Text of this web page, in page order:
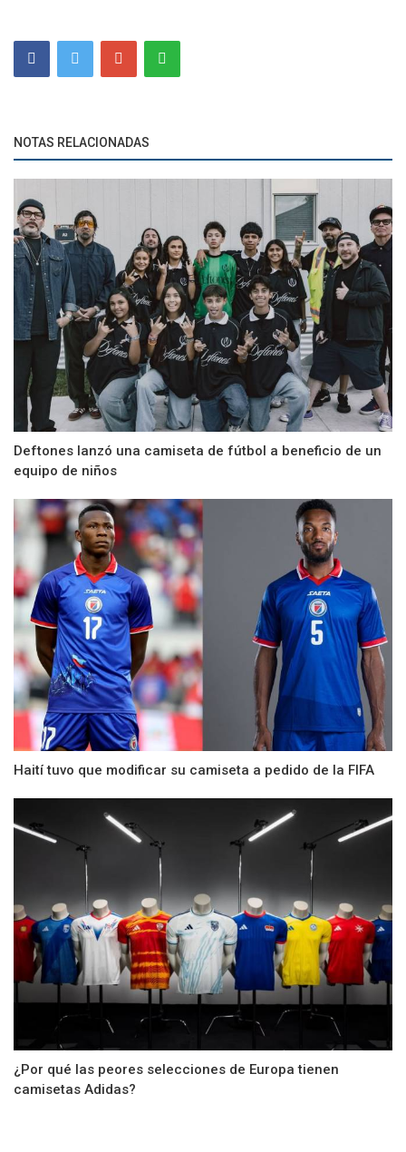
NOTAS RELACIONADAS
Deftones lanzó una camiseta de fútbol a beneficio de un
equipo de niños
Haití tuvo que modificar su camiseta a pedido de la FIFA
¿Por qué las peores selecciones de Europa tienen
camisetas Adidas?